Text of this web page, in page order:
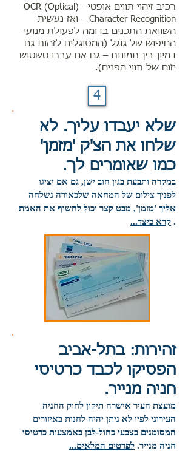
זהירות: בתל-אביב
הפסיקו לכבד כרטיסי
חניה מנייר.
מועצת העיר אישרה תיקון לחוק החניה
העירוני לפיו לא ניתן יהיה לחנות באיזורים
המסומנים בצבעי כחול-לבן באמצעות כרטיסי
חניה מנייר. לפרטים המלאים...
שלא יעבדו עליך. לא
שלחו את הצ'ק 'מזמן'
כמו שאומרים לך.
במקרה ותבעת בגין חוב ישן, גם אם יציגו
לפניך צילום של המחאה שלכאורה נשלחה
אליך 'מזמן', מבט קצר יכול לחשוף את האמת
. קרא כיצד...
4
רכיב זיהוי תווים אופטי - (OCR (Optical
Character Recognition – ואז נעשית
השוואת התכנים בדומה לפעולת מנועי
החיפוש של גוגל (המסוגלים לזהות גם
דמיון בין תמונות – גם אם עברו טשטוש
יזום של תווי הפנים).